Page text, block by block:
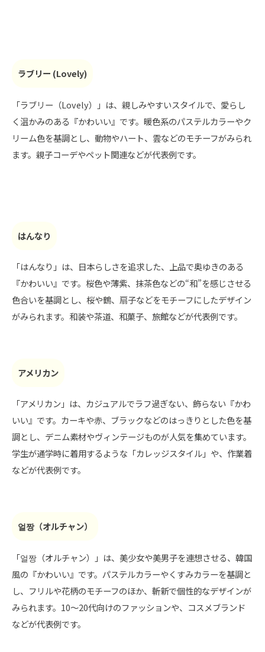
ラブリー (Lovely)
「ラブリー（Lovely）」は、親しみやすいスタイルで、愛らし
く温かみのある『かわいい』です。暖色系のパステルカラーやク
リーム色を基調とし、動物やハート、雲などのモチーフがみられ
ます。親子コーデやペット関連などが代表例です。
はんなり
「はんなり」は、日本らしさを追求した、上品で奥ゆきのある
『かわいい』です。桜色や薄紫、抹茶色などの“和”を感じさせる
色合いを基調とし、桜や鶴、扇子などをモチーフにしたデザイン
がみられます。和装や茶道、和菓子、旅館などが代表例です。
アメリカン
「アメリカン」は、カジュアルでラフ過ぎない、飾らない『かわ
いい』です。カーキや赤、ブラックなどのはっきりとした色を基
調とし、デニム素材やヴィンテージものが人気を集めています。
学生が通学時に着用するような「カレッジスタイル」や、作業着
などが代表例です。
얼짱（オルチャン）
「얼짱（オルチャン）」は、美少女や美男子を連想させる、韓国
風の『かわいい』です。パステルカラーやくすみカラーを基調と
し、フリルや花柄のモチーフのほか、斬新で個性的なデザインが
みられます。10～20代向けのファッションや、コスメブランド
などが代表例です。